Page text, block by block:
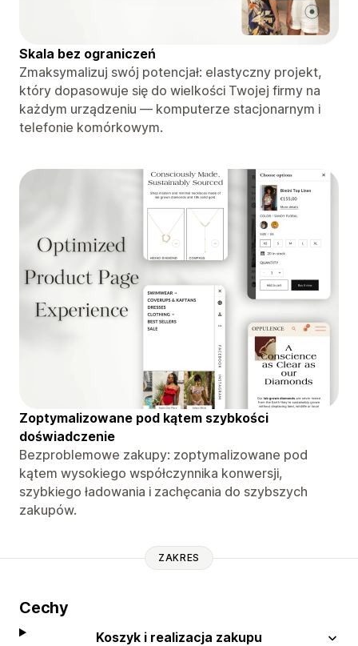
Skala bez ograniczeń
Zmaksymalizuj swój potencjał: elastyczny projekt,
który dopasowuje się do wielkości Twojej firmy na
każdym urządzeniu — komputerze stacjonarnym i
telefonie komórkowym.
Zoptymalizowane pod kątem szybkości
doświadczenie
Bezproblemowe zakupy: zoptymalizowane pod
kątem wysokiego współczynnika konwersji,
szybkiego ładowania i zachęcania do szybszych
zakupów.
ZAKRES
Cechy
Koszyk i realizacja zakupu